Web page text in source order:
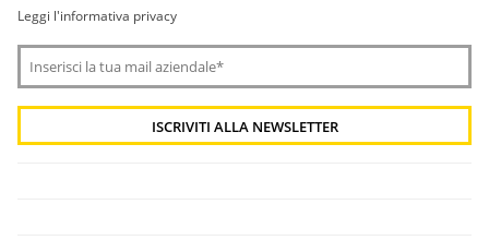
Leggi l'informativa privacy